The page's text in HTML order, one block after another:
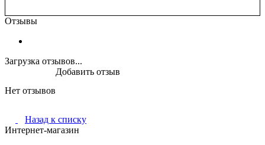
Отзывы
Загрузка отзывов...
Нет отзывов
Добавить отзыв
Назад к списку
Интернет-магазин